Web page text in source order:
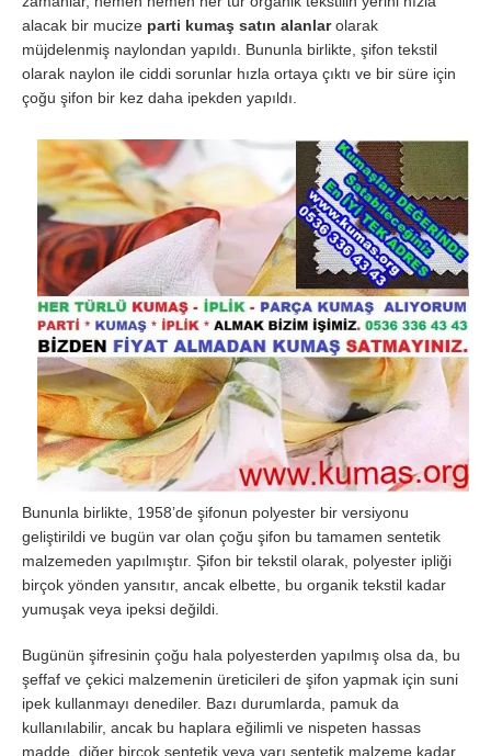
alacak bir mucize parti kumaş satın alanlarolarak
müjdelenmiş naylondan yapıldı. Bununla birlikte, şifon tekstil
olarak naylon ile ciddi sorunlar hızla ortaya çıktı ve bir süre için
çoğu şifon bir kez daha ipekden yapıldı.
Bununla birlikte, 1958’de şifonun polyester bir versiyonu
geliştirildi ve bugün var olan çoğu şifon bu tamamen sentetik
malzemeden yapılmıştır. Şifon bir tekstil olarak, polyester ipliği
birçok yönden yansıtır, ancak elbette, bu organik tekstil kadar
yumuşak veya ipeksi değildi.
Bugünün şifresinin çoğu hala polyesterden yapılmış olsa da, bu
şeffaf ve çekici malzemenin üreticileri de şifon yapmak için suni
ipek kullanmayı denediler. Bazı durumlarda, pamuk da
kullanılabilir, ancak bu haplara eğilimli ve nispeten hassas
madde, diğer birçok sentetik veya yarı sentetik malzeme kadar